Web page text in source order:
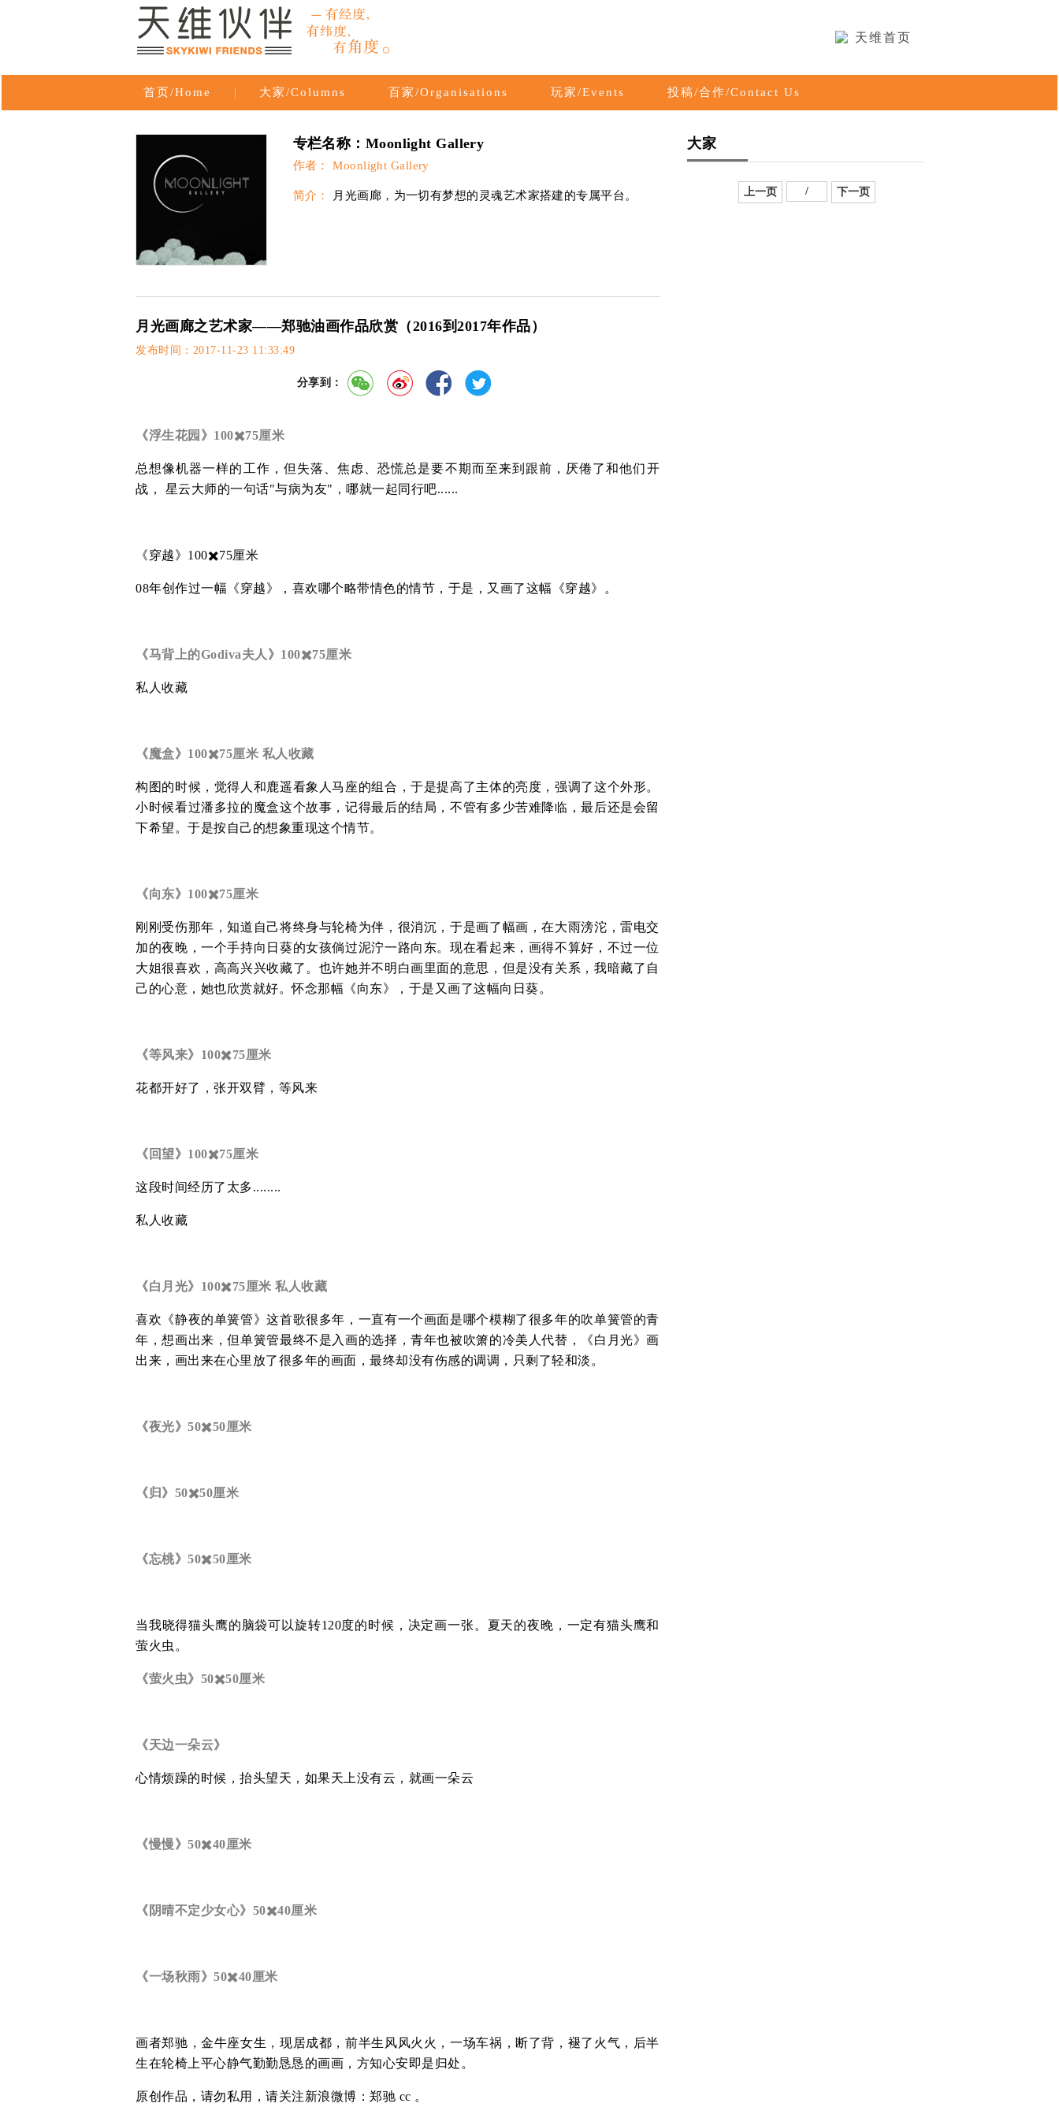
天维首页
首页/Home | 大家/Columns 百家/Organisations 玩家/Events 投稿/合作/Contact Us
专栏名称：Moonlight Gallery
作者： Moonlight Gallery
简介： 月光画廊，为一切有梦想的灵魂艺术家搭建的专属平台。
月光画廊之艺术家——郑驰油画作品欣赏（2016到2017年作品）
发布时间：2017-11-23 11:33:49
分享到：
《浮生花园》100✖️75厘米
总想像机器一样的工作，但失落、焦虑、恐慌总是要不期而至来到跟前，厌倦了和他们开
战， 星云大师的一句话"与病为友"，哪就一起同行吧......
《穿越》100✖️75厘米
08年创作过一幅《穿越》，喜欢哪个略带情色的情节，于是，又画了这幅《穿越》。
《马背上的Godiva夫人》100✖️75厘米
私人收藏
《魔盒》100✖️75厘米 私人收藏
构图的时候，觉得人和鹿遥看象人马座的组合，于是提高了主体的亮度，强调了这个外形。
小时候看过潘多拉的魔盒这个故事，记得最后的结局，不管有多少苦难降临，最后还是会留
下希望。于是按自己的想象重现这个情节。
《向东》100✖️75厘米
刚刚受伤那年，知道自己将终身与轮椅为伴，很消沉，于是画了幅画，在大雨滂沱，雷电交
加的夜晚，一个手持向日葵的女孩倘过泥泞一路向东。现在看起来，画得不算好，不过一位
大姐很喜欢，高高兴兴收藏了。也许她并不明白画里面的意思，但是没有关系，我暗藏了自
己的心意，她也欣赏就好。怀念那幅《向东》，于是又画了这幅向日葵。
《等风来》100✖️75厘米
花都开好了，张开双臂，等风来
《回望》100✖️75厘米
这段时间经历了太多........
私人收藏
《白月光》100✖️75厘米 私人收藏
喜欢《静夜的单簧管》这首歌很多年，一直有一个画面是哪个模糊了很多年的吹单簧管的青
年，想画出来，但单簧管最终不是入画的选择，青年也被吹箫的冷美人代替，《白月光》画
出来，画出来在心里放了很多年的画面，最终却没有伤感的调调，只剩了轻和淡。
《夜光》50✖️50厘米
《归》50✖️50厘米
《忘桃》50✖️50厘米
当我晓得猫头鹰的脑袋可以旋转120度的时候，决定画一张。夏天的夜晚，一定有猫头鹰和
萤火虫。
《萤火虫》50✖️50厘米
《天边一朵云》
心情烦躁的时候，抬头望天，如果天上没有云，就画一朵云
《慢慢》50✖️40厘米
《阴晴不定少女心》50✖️40厘米
《一场秋雨》50✖️40厘米
画者郑驰，金牛座女生，现居成都，前半生风风火火，一场车祸，断了背，褪了火气，后半
生在轮椅上平心静气勤勤恳恳的画画，方知心安即是归处。
原创作品，请勿私用，请关注新浪微博：郑驰 cc 。
大家
上一页 / 下一页